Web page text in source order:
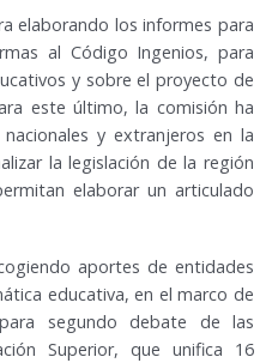
elaborando los informes para
al Código Ingenios, para
y sobre el proyecto de
este último, la comisión ha
y extranjeros en la
la legislación de la región
elaborar un articulado
aportes de entidades
educativa, en el marco de
segundo debate de las
Superior, que unifica 16